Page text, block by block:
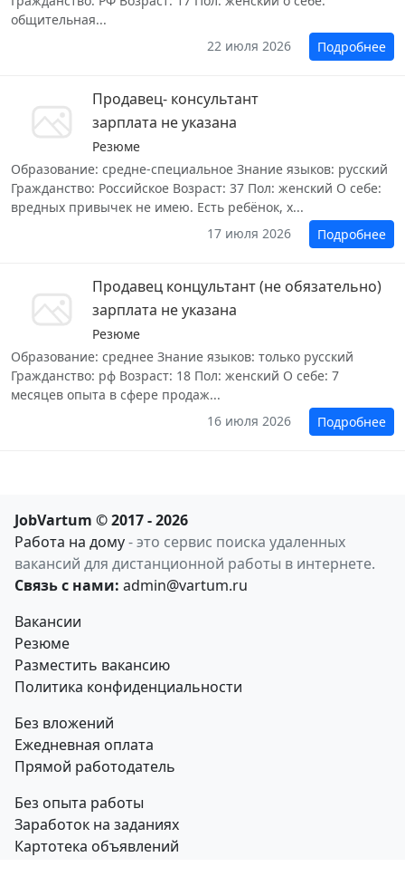
общительная...
22 июля 2026
Подробнее
Продавец- консультант
зарплата не указана
Резюме
Образование: средне-специальное Знание языков: русский
Гражданство: Российское Возраст: 37 Пол: женский О себе:
вредных привычек не имею. Есть ребёнок, х...
17 июля 2026
Подробнее
Продавец концультант (не обязательно)
зарплата не указана
Резюме
Образование: среднее Знание языков: только русский
Гражданство: рф Возраст: 18 Пол: женский О себе: 7
месяцев опыта в сфере продаж...
16 июля 2026
Подробнее
JobVartum © 2017 - 2026
Работа на дому- это сервис поиска удаленных
вакансий для дистанционной работы в интернете.
Связь с нами: admin@vartum.ru
Вакансии
Резюме
Разместить вакансию
Политика конфиденциальности
Без вложений
Ежедневная оплата
Прямой работодатель
Без опыта работы
Заработок на заданиях
Картотека объявлений